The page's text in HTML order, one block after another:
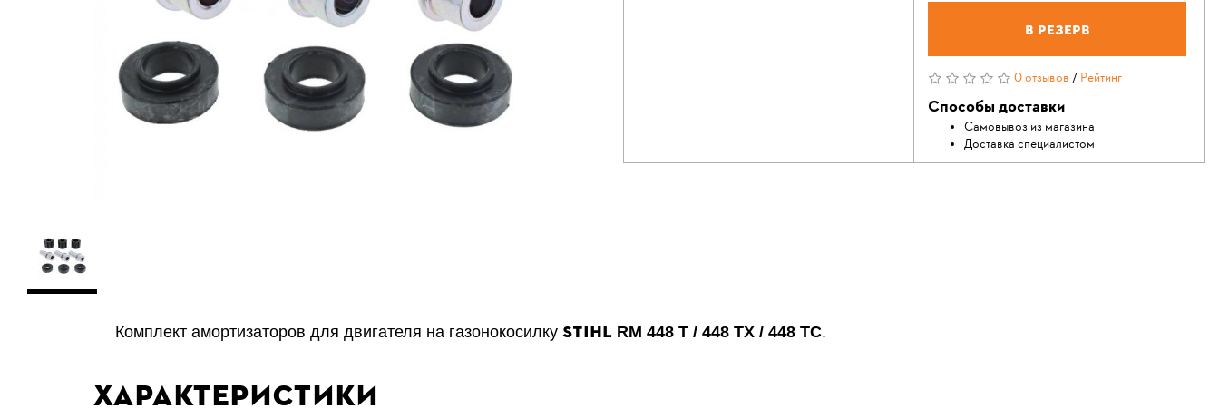
В резерв
0 отзывов/Рейтинг
Способы доставки
Самовывоз из магазина
Доставка специалистом
Комплект амортизаторов для двигателя на газонокосилку STIHL RM 448 Т / 448 ТХ / 448 ТС.
Характеристики